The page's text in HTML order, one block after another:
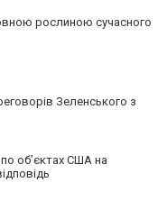
рослиною сучасного
Зеленського з
обʼєктах США на